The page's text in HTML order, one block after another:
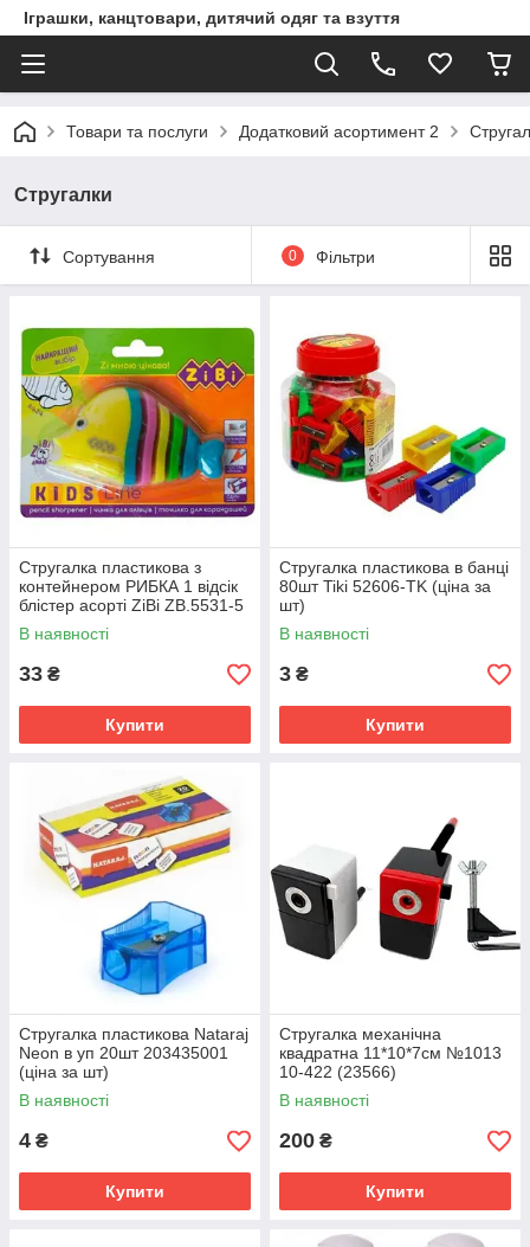
Іграшки, канцтовари, дитячий одяг та взуття
Товари та послуги Додатковий асортимент 2
Стругалки
Сортування 0 Фільтри
Стругалка пластикова з
контейнером РИБКА 1 відсік
блістер асорті ZiBi ZB.5531-5
В наявності
33 ₴
Купити
Стругалка пластикова в банці
80шт Tiki 52606-TK (ціна за
шт)
В наявності
3 ₴
Купити
Стругалка пластикова Nataraj
Neon в уп 20шт 203435001
(ціна за шт)
В наявності
4 ₴
Купити
Стругалка механічна
квадратна 11*10*7см №1013
10-422 (23566)
В наявності
200 ₴
Купити